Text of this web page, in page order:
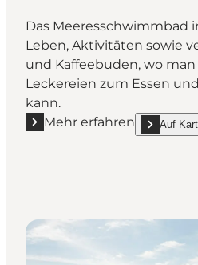
Das Meeresschwimmbad
Leben, Aktivitäten sowie
und Kaffeebuden, wo
Leckereien zum Essen
kann.
Mehr erfahren
Mehr erfahren Auf
show